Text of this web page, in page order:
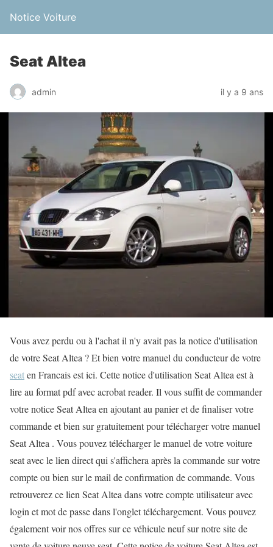
Notice Voiture
Seat Altea
admin il y a 9 ans
Vous avez perdu ou à l'achat il n'y avait pas la notice d'utilisation
de votre Seat Altea ? Et bien votre manuel du conducteur de votre
seaten Francais est ici. Cette notice d'utilisation Seat Altea est à
lire au format pdf avec acrobat reader. Il vous suffit de commander
votre notice Seat Altea en ajoutant au panier et de finaliser votre
commande et bien sur gratuitement pour télécharger votre manuel
Seat Altea . Vous pouvez télécharger le manuel de votre voiture
seat avec le lien direct qui s'affichera après la commande sur votre
compte ou bien sur le mail de confirmation de commande. Vous
retrouverez ce lien Seat Altea dans votre compte utilisateur avec
login et mot de passe dans l'onglet téléchargement. Vous pouvez
également voir nos offres sur ce véhicule neuf sur notre site de